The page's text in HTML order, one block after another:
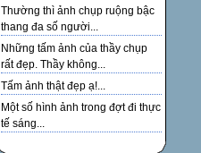
Thường thì ảnh chụp ruộng bậc
thang đa số người...
Những tấm ảnh của thầy chụp
rất đẹp. Thầy không...
Tấm ảnh thật đẹp ạ!...
Một số hình ảnh trong đợt đi thực
tế sáng...